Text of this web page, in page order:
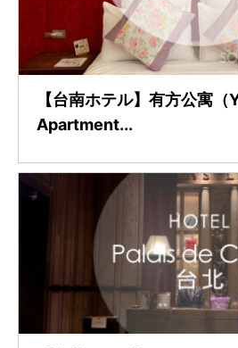
【台南ホテル】有方公寓（
Apartment...